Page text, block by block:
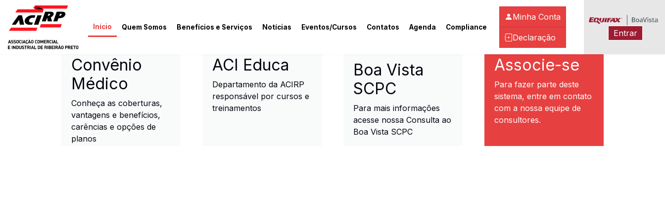
Pular para o conteúdo principal
Início Quem Somos Benefícios e Serviços Notícias Eventos/Cursos Contatos Agenda Compliance
Minha Conta
Declaração Entrar
ACIRP - Associação Comercial e Industrial de Ribeirão Preto
Convênio
Médico
Conheça as coberturas,
vantagens e benefícios,
carências e opções de
planos
ACI Educa
Departamento da ACIRP
responsável por cursos e
treinamentos
Boa Vista
SCPC
Para mais informações
acesse nossa Consulta ao
Boa Vista SCPC
Associe-se
Para fazer parte deste
sistema, entre em contato
com a nossa equipe de
consultores.